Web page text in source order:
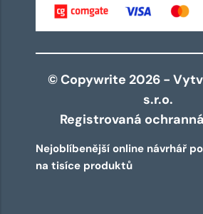
© Copywrite 2026 -
s.r.o.
Registrovaná
Nejoblíbenější online návrhář
na tisíce produktů